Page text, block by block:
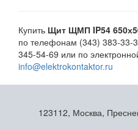
Купить Щит ЩМП IP54
по телефонам (343) 383-33-
345-54-69 или по
info@elektrokontaktor.ru
123112, Москва,